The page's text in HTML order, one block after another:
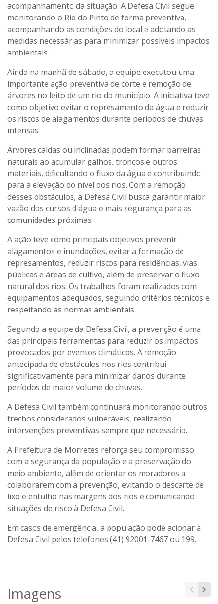
acompanhamento da situação. A Defesa Civil segue
monitorando o Rio do Pinto de forma preventiva,
acompanhando as condições do local e adotando as
medidas necessárias para minimizar possíveis impactos
ambientais.
Ainda na manhã de sábado, a equipe executou uma
importante ação preventiva de corte e remoção de
árvores no leito de um rio do município. A iniciativa teve
como objetivo evitar o represamento da água e reduzir
os riscos de alagamentos durante períodos de chuvas
intensas.
Árvores caídas ou inclinadas podem formar barreiras
naturais ao acumular galhos, troncos e outros
materiais, dificultando o fluxo da água e contribuindo
para a elevação do nível dos rios. Com a remoção
desses obstáculos, a Defesa Civil busca garantir maior
vazão dos cursos d'água e mais segurança para as
comunidades próximas.
A ação teve como principais objetivos prevenir
alagamentos e inundações, evitar a formação de
represamentos, reduzir riscos para residências, vias
públicas e áreas de cultivo, além de preservar o fluxo
natural dos rios. Os trabalhos foram realizados com
equipamentos adequados, seguindo critérios técnicos e
respeitando as normas ambientais.
Segundo a equipe da Defesa Civil, a prevenção é uma
das principais ferramentas para reduzir os impactos
provocados por eventos climáticos. A remoção
antecipada de obstáculos nos rios contribui
significativamente para minimizar danos durante
períodos de maior volume de chuvas.
A Defesa Civil também continuará monitorando outros
trechos considerados vulneráveis, realizando
intervenções preventivas sempre que necessário.
A Prefeitura de Morretes reforça seu compromisso
com a segurança da população e a preservação do
meio ambiente, além de orientar os moradores a
colaborarem com a prevenção, evitando o descarte de
lixo e entulho nas margens dos rios e comunicando
situações de risco à Defesa Civil.
Em casos de emergência, a população pode acionar a
Defesa Civil pelos telefones (41) 92001-7467ou 199.
Imagens